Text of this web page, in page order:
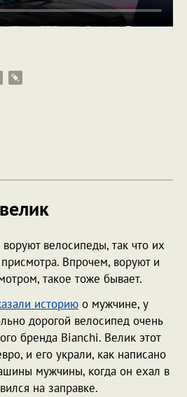
велосипеды, так что их
присмотра. Впрочем, воруют и
такое тоже бывает.
историю о мужчине, у
дорогой велосипед очень
бренда Bianchi. Велик этот
и его украли, как написано
мужчины, когда он ехал в
на заправке.